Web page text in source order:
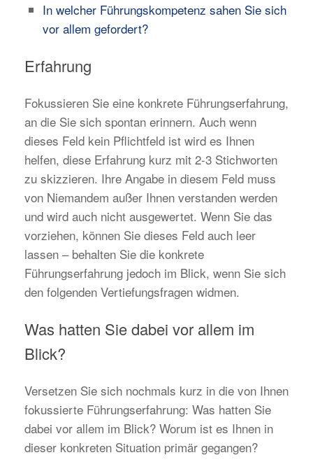
In welcher Führungskompetenz sahen Sie sich
vor allem gefordert?
Erfahrung
Fokussieren Sie eine konkrete Führungserfahrung,
an die Sie sich spontan erinnern. Auch wenn
dieses Feld kein Pflichtfeld ist wird es Ihnen
helfen, diese Erfahrung kurz mit 2-3 Stichworten
zu skizzieren. Ihre Angabe in diesem Feld muss
von Niemandem außer Ihnen verstanden werden
und wird auch nicht ausgewertet. Wenn Sie das
vorziehen, können Sie dieses Feld auch leer
lassen – behalten Sie die konkrete
Führungserfahrung jedoch im Blick, wenn Sie sich
den folgenden Vertiefungsfragen widmen.
Was hatten Sie dabei vor allem im
Blick?
Versetzen Sie sich nochmals kurz in die von Ihnen
fokussierte Führungserfahrung: Was hatten Sie
dabei vor allem im Blick? Worum ist es Ihnen in
dieser konkreten Situation primär gegangen?